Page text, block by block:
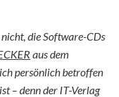
die Software-CDs
aus dem
persönlich betroffen
– denn der IT-Verlag